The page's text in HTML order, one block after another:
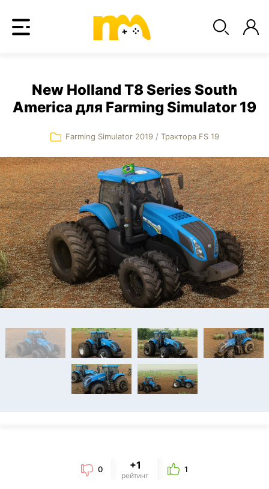
New Holland T8 Series South
America для Farming Simulator 19
Farming Simulator 2019 / Трактора FS 19
0 +1
рейтинг
1